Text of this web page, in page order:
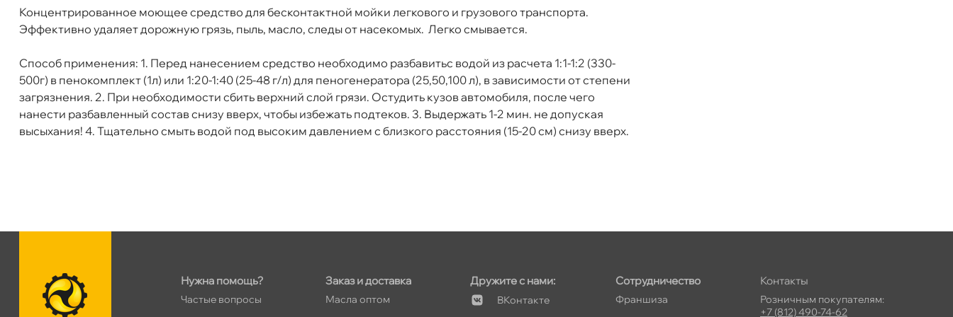
Концентрированное моющее средство для бесконтактной мойки легкового и грузового транспорта.
Эффективно удаляет дорожную грязь, пыль, масло, следы от насекомых. Легко смывается.
Способ применения: 1. Перед нанесением средство необходимо разбавитьс водой из расчета 1:1-1:2 (330-
500г) в пенокомплект (1л) или 1:20-1:40 (25-48 г/л) для пеногенератора (25,50,100 л), в зависимости от степени
загрязнения. 2. При необходимости сбить верхний слой грязи. Остудить кузов автомобиля, после чего
нанести разбавленный состав снизу вверх, чтобы избежать подтеков. 3. Выдержать 1-2 мин. не допуская
ысыхания! 4. Тщательно смыть водой под высоким давлением с близкого расстояния (15-20 см) снизу вверх.
Бренд
GRASS
Объем
22к
Нужна помощь?
Частые вопросы
Заказ и доставка
Масла оптом
Дружите с нами:
Контакте
Сотрудничество
Франшиза
Контакты
Розничным покупателям:
+7 (812) 490-74-62